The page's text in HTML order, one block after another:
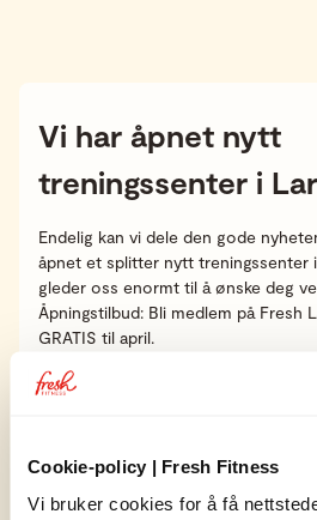
Cookie-policy | Fresh Fitness
Vi bruker cookies for å få
Vi har åpnet nytt
treningssenter i
Endelig kan vi dele den gode
åpnet et splitter nytt treningssenter
gleder oss enormt til å ønske deg
Åpningstilbud: Bli medlem på Fresh
GRATIS til april.